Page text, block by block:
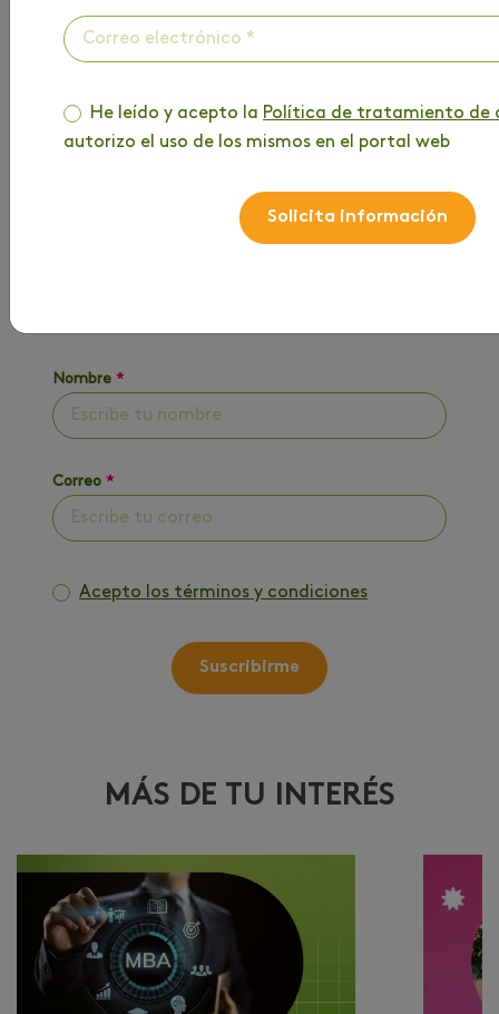
NUESTRO BLOG
Nombre *
Correo *
Acepto los términos y condiciones
Suscribirme
MÁS DE TU INTERÉS
He leído y acepto la Política de tratamiento de
autorizo el uso de los mismos en el portal web
Solicita información